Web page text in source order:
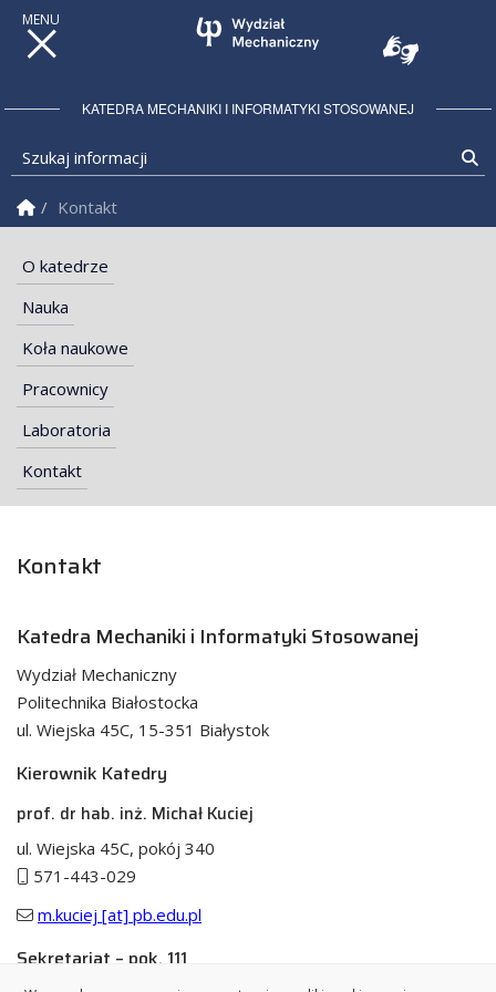
KATEDRA MECHANIKI I INFORMATYKI STOSOWANEJ
Szukaj informacji
Strona Główna
Kontakt
O katedrze
Nauka
Koła naukowe
Pracownicy
Laboratoria
Kontakt
Kontakt
Katedra Mechaniki i Informatyki Stosowanej
Wydział Mechaniczny
Politechnika Białostocka
ul. Wiejska 45C, 15-351 Białystok
Kierownik Katedry
prof. dr hab. inż. Michał Kuciej
ul. Wiejska 45C, pokój 340
571-443-029
m.kuciej [at] pb.edu.pl
Sekretariat – pok. 111